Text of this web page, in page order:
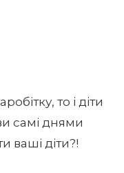
то і діти
самі днями
ваші діти?!